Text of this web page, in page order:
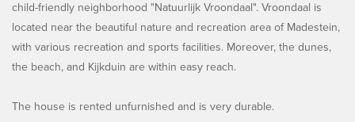
child-friendly neighborhood "Natuurlijk Vroondaal". Vroondaal is
located near the beautiful nature and recreation area of Madestein,
with various recreation and sports facilities. Moreover, the dunes,
the beach, and Kijkduin are within easy reach.
The house is rented unfurnished and is very durable.